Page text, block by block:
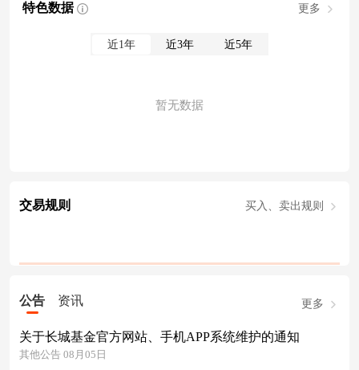
特色数据 更多
近1年 近3年 近5年
暂无数据
交易规则 买入、卖出规则
公告 资讯 更多
关于长城基金官方网站、手机APP系统维护的通知
其他公告 08月05日